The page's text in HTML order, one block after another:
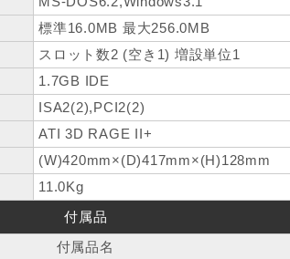
標準16.0MB 最大256.0MB
スロット数2 (空き1) 増設単位1
1.7GB IDE
ISA2(2),PCI2(2)
ATI 3D RAGE II+
(W)420mm×(D)417mm×(H)128mm
11.0Kg
付属品
付属品名